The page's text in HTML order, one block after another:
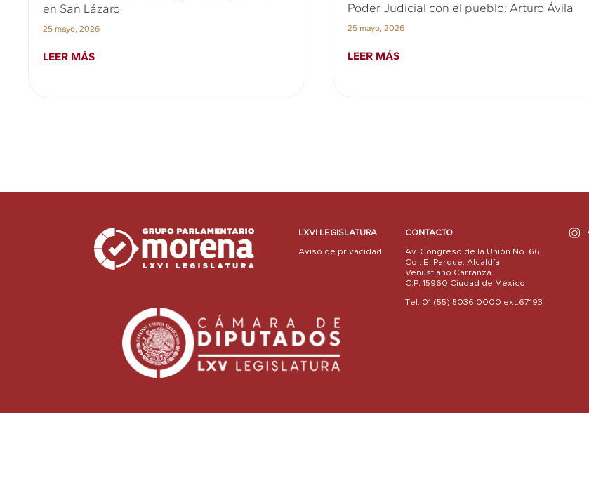
en San Lázaro
25 mayo, 2026
LEER MÁS
Poder Judicial con el pueblo: Arturo Ávila
25 mayo, 2026
LEER MÁS
LXVI LEGISLATURA
Aviso de privacidad
CONTACTO
Av. Congreso de la Unión No. 66,
Col. El Parque, Alcaldía
Venustiano Carranza
C.P. 15960 Ciudad de México
Tel: 01 (55) 5036 0000 ext.67193